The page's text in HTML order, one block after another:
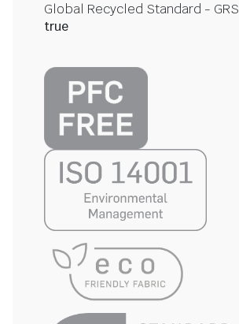
Global Recycled Standard - GRS
true